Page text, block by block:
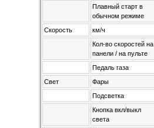
Плавный старт в
обычном режиме
Скорость км/ч
Кол-во скоростей на
панели / на пульте
Педаль газа
Свет
Фары
Подсветка
Кнопка вкл/выкл
света